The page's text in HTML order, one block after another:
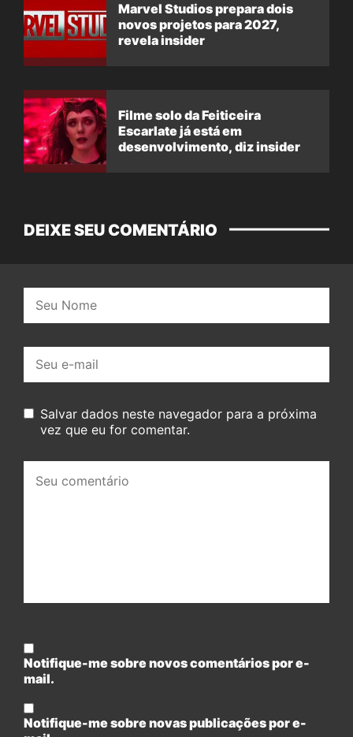
Marvel Studios prepara dois
novos projetos para 2027,
revela insider
Filme solo da Feiticeira
Escarlate já está em
desenvolvimento, diz insider
DEIXE SEU COMENTÁRIO
mail:
Salvar dados neste navegador para a próxima
vez que eu for comentar.
comentário:
Notifique-me sobre novos comentários por e-
mail.
Notifique-me sobre novas publicações por e-